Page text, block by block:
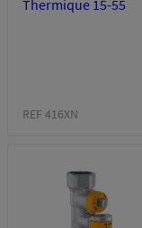
REF 416XN